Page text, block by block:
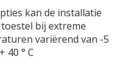
kan de installatie
bij extreme
variërend van -5
40 ° C